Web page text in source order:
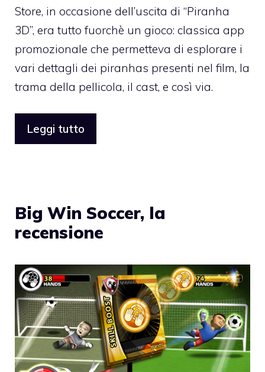
Store, in occasione dell’uscita di “Piranha
3D”, era tutto fuorchè un gioco: classica app
promozionale che permetteva di esplorare i
vari dettagli dei piranhas presenti nel film, la
trama della pellicola, il cast, e così via.
Leggi tutto
Big Win Soccer, la
recensione